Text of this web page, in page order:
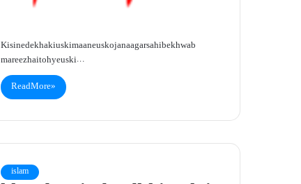
Kisi ne dekha ki us ki maa ne us ko jana agar sahibe khwab
mareez hai toh ye us ki…
Read More »
islam